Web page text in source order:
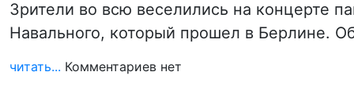
Зрители во всю веселились на концерте
Навального, который прошел в Берлине.
читать... Комментариев нет